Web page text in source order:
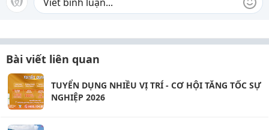
Bài viết liên quan
TUYỂN DỤNG NHIỀU VỊ TRÍ - CƠ HỘI TĂNG TỐC SỰ
NGHIỆP 2026